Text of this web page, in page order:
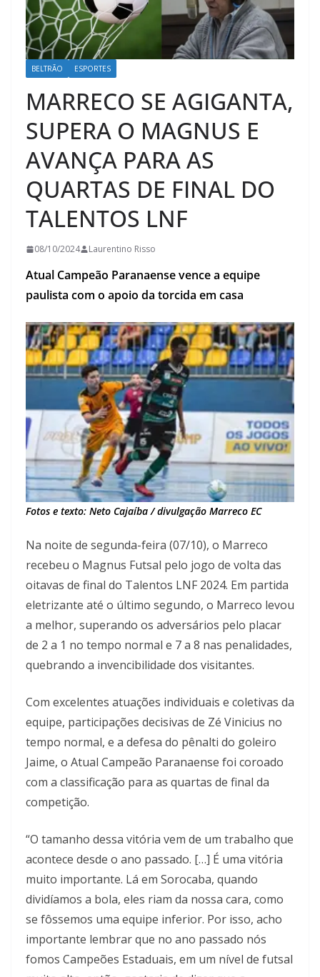
BELTRÃO ESPORTES
MARRECO SE AGIGANTA,
SUPERA O MAGNUS E
AVANÇA PARA AS
QUARTAS DE FINAL DO
TALENTOS LNF
08/10/2024 Laurentino Risso
Atual Campeão Paranaense vence a equipe
paulista com o apoio da torcida em casa
Fotos e texto: Neto Cajaíba / divulgação Marreco EC
Na noite de segunda-feira (07/10), o Marreco
recebeu o Magnus Futsal pelo jogo de volta das
oitavas de final do Talentos LNF 2024. Em partida
eletrizante até o último segundo, o Marreco levou
a melhor, superando os adversários pelo placar
de 2 a 1 no tempo normal e 7 a 8 nas penalidades,
quebrando a invencibilidade dos visitantes.
Com excelentes atuações individuais e coletivas da
equipe, participações decisivas de Zé Vinicius no
tempo normal, e a defesa do pênalti do goleiro
Jaime, o Atual Campeão Paranaense foi coroado
com a classificação para as quartas de final da
competição.
“O tamanho dessa vitória vem de um trabalho que
acontece desde o ano passado. […] É uma vitória
muito importante. Lá em Sorocaba, quando
dividíamos a bola, eles riam da nossa cara, como
se fôssemos uma equipe inferior. Por isso, acho
importante lembrar que no ano passado nós
fomos Campeões Estaduais, em um nível de futsal